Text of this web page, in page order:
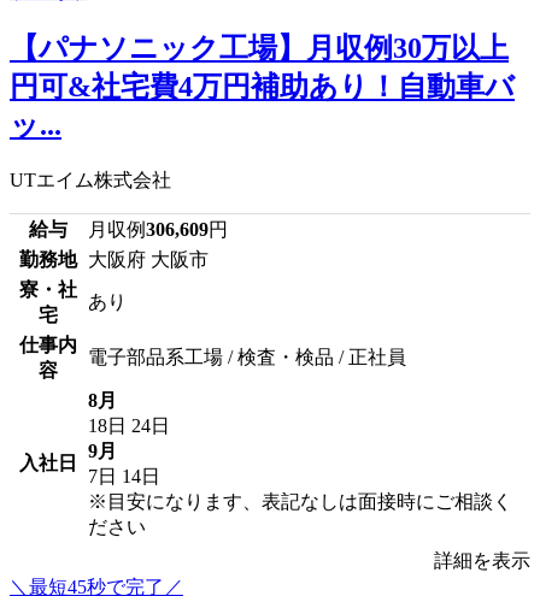
【パナソニック工場】月収例30万以上
円可&社宅費4万円補助あり！自動車バ
ッ...
UTエイム株式会社
給与 月収例306,609円
勤務地 大阪府 大阪市
寮・社
宅
あり
仕事内
容
電子部品系工場 / 検査・検品 / 正社員
入社日
8月
18日 24日
9月
7日 14日
※目安になります、表記なしは面接時にご相談く
ださい
詳細を表示
＼最短45秒で完了／